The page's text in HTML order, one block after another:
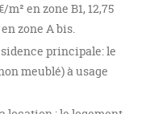
m² en zone B1, 12,75
zone A bis.
principale: le
meublé) à usage